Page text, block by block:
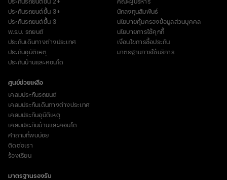
ประกันรถยนต์ชั้น 3+
ประกันรถยนต์ชั้น 3
พ.ร.บ. รถยนต์
ประกันเดินทางต่างประเทศ
ประกันอุบัติเหตุ
ประกันบ้านและคอนโด
นักลงทุนสัมพันธ์
นโยบายคุ้มครองข้อมูลส่วนบุคคล
นโยบายการใช้คุกกี้
เงื่อนไขการซื้อประกัน
มาตรฐานการใช้บริการ
ศูนย์ช่วยเหลือ
เคลมประกันรถยนต์
เคลมประกันเดินทางต่างประเทศ
เคลมประกันอุบัติเหตุ
เคลมประกันบ้านและคอนโด
คำถามที่พบบ่อย
ติดต่อเรา
ร้องเรียน
มาตรฐานรองรับ